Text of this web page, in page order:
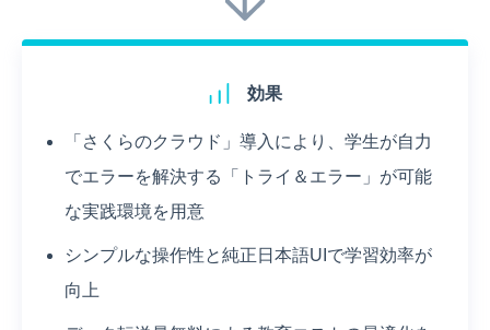
効果
「さくらのクラウド」導入により、学生が自力
でエラーを解決する「トライ＆エラー」が可能
な実践環境を用意
シンプルな操作性と純正日本語UIで学習効率が
向上